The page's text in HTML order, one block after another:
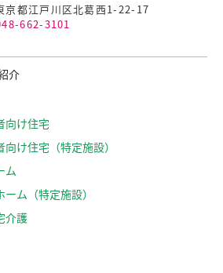
京都江戸川区北葛西1-22-17
662-3101
介
向け住宅
け住宅（特定施設）
ム
ム（特定施設）
介護